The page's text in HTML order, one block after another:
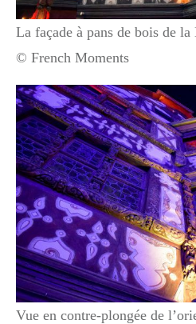
La façade à pans de bois de
© French Moments
Vue en contre-plongée de